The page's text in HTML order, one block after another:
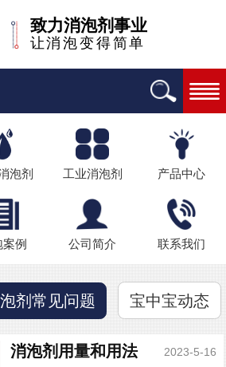
致力消泡剂事业
让消泡变得简单
泡剂 工业消泡剂 产品中心
案例 公司简介 联系我们
剂常见问题 宝中宝动态
消泡剂用量和用法 2023-5-16